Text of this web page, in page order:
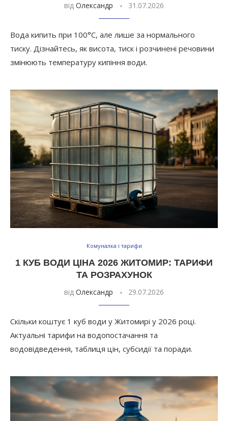
від Олександр 31.07.2026
Вода кипить при 100°C, але лише за нормального
тиску. Дізнайтесь, як висота, тиск і розчинені речовини
змінюють температуру кипіння води.
Комуналка і тарифи
1 КУБ ВОДИ ЦІНА 2026 ЖИТОМИР: ТАРИФИ
ТА РОЗРАХУНОК
від Олександр 29.07.2026
Скільки коштує 1 куб води у Житомирі у 2026 році.
Актуальні тарифи на водопостачання та
водовідведення, таблиця цін, субсидії та поради.